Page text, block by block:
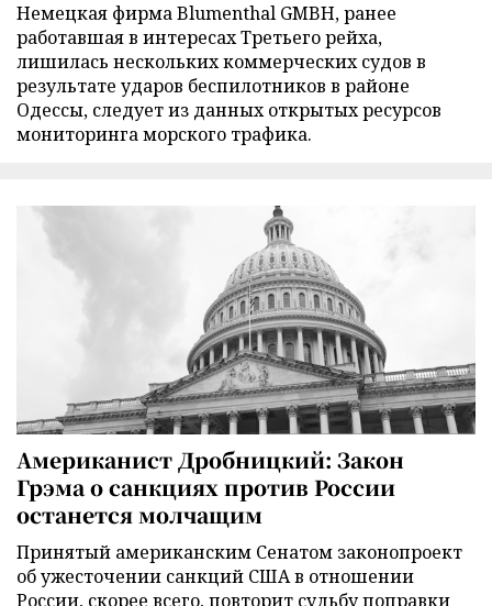
Немецкая фирма Blumenthal GMBH, ранее
работавшая в интересах Третьего рейха,
лишилась нескольких коммерческих судов в
результате ударов беспилотников в районе
Одессы, следует из данных открытых ресурсов
мониторинга морского трафика.
Американист Дробницкий: Закон
Грэма о санкциях против России
останется молчащим
Принятый американским Сенатом законопроект
об ужесточении санкций США в отношении
России, скорее всего, повторит судьбу поправки